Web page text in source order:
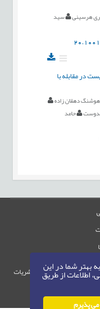
شما در این
از طریق
می پذیرم
هرسینی
سید
در مقابله با
دهقان زاده
حامد
به سامانه مدیریت نشریات
رایمگ است.
©
1405-1396